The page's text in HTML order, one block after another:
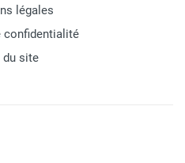
légales
confidentialité
du site